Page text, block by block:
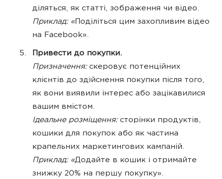
діляться, як статті, зображення чи відео.
Приклад: «Поділіться цим захопливим відео
на Facebook».
Привести до покупки.
Призначення:скеровує потенційних
клієнтів до здійснення покупки після того,
як вони виявили інтерес або зацікавилися
вашим вмістом.
Ідеальне розміщення: сторінки продуктів,
кошики для покупок або як частина
крапельних маркетингових кампаній.
Приклад: «Додайте в кошик і отримайте
знижку 20% на першу покупку».